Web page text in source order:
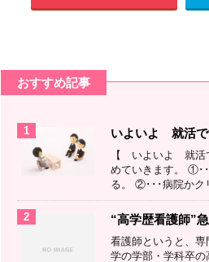
おすすめ記事
1 いよいよ 就活
【 いよいよ 就
めていきます。 ①･
る。 ②･･･病院かク
2 “高学歴看護師”
看護師というと、
学の学部・学科卒